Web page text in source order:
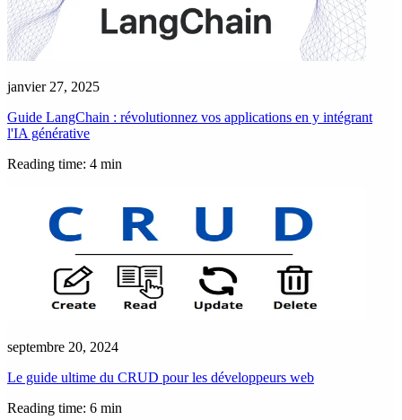
janvier 27, 2025
Guide LangChain : révolutionnez vos applications en y intégrant
l'IA générative
Reading time: 4 min
septembre 20, 2024
Le guide ultime du CRUD pour les développeurs web
Reading time: 6 min